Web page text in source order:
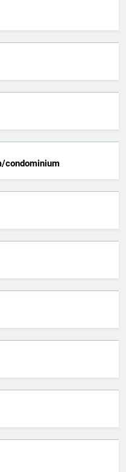
condominium